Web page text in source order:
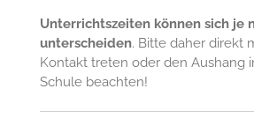
Unterrichtszeiten können sich je
unterscheiden. Bitte daher direkt
Kontakt treten oder den Aushang
Schule beachten!